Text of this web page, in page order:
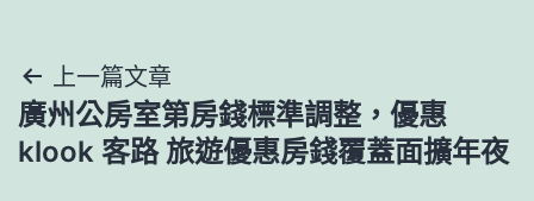
文
章
上一篇文章
廣州公房室第房錢標準調整，優惠
klook 客路 旅遊優惠房錢覆蓋面擴年夜